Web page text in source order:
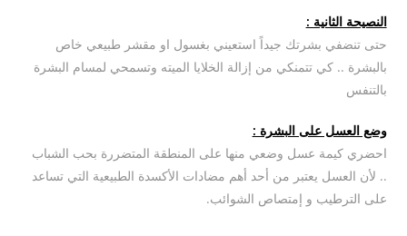
النصيحة الثانية :
حتى تنضفي بشرتك جيداً استعيني بغسول او مقشر طبيعي خاص
بالبشرة .. كي تتمنكي من إزالة الخلايا الميته وتسمحي لمسام البشرة
بالتنفس
وضع العسل على البشرة :
احضري كيمة عسل وضعي منها على المنطقة المتضررة بحب الشباب
.. لأن العسل يعتبر من أحد أهم مضادات الأكسدة الطبيعية التي تساعد
على الترطيب و إمتصاص الشوائب.